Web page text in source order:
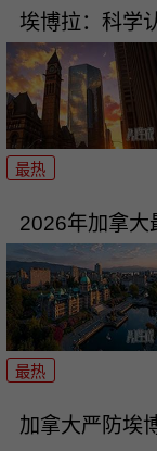
埃博拉：科学
最热
2026年加拿大
最热
加拿大严防埃